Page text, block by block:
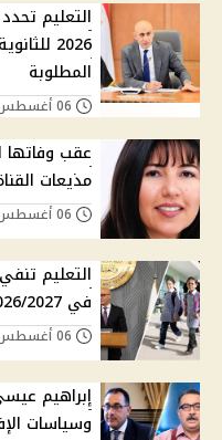
التعليم
2026
المطلوبة
عقب وفاتها
مذيعات
التعليم
في 2026/2027 وتوضح نظام الحضور
إبراهيم
وسياسات